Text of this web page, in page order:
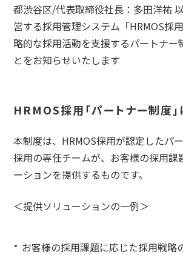
都渋谷区/代表取締役社長：多田洋祐
営する採用管理システム「HRMOS採
略的な採用活動を支援するパートナー
とをお知らせいたします
HRMOS採用「パートナー制度」
本制度は、HRMOS採用が認定したパ
採用の専任チームが、お客様の採用課
ーションを提供するものです。
＜提供ソリューションの一例＞
お客様の採用課題に応じた採用戦略